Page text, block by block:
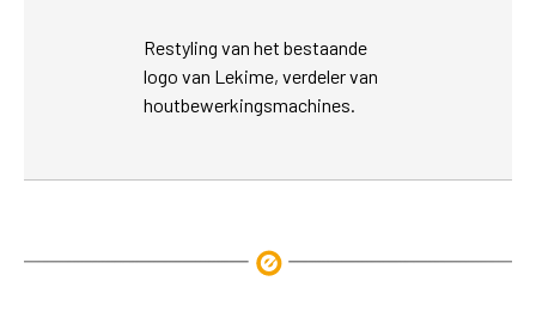
Restyling van het bestaande
logo van Lekime, verdeler van
houtbewerkingsmachines.